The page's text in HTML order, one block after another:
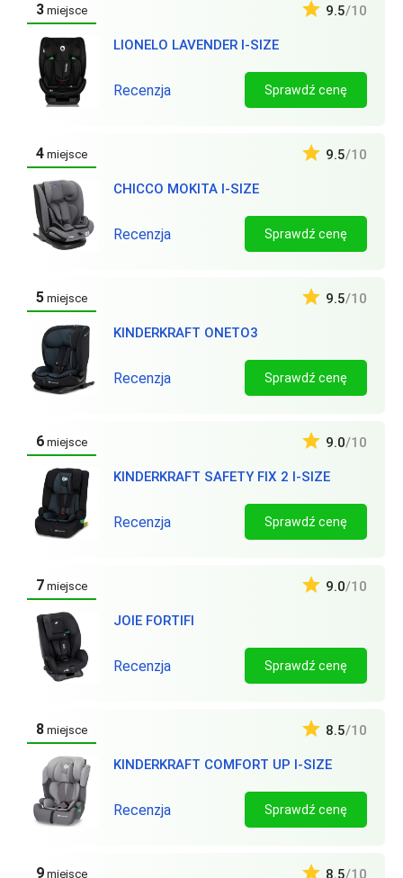
3 miejsce
LIONELO LAVENDER I-SIZE
9.5/10
Recenzja Sprawdź cenę
4 miejsce
CHICCO MOKITA I-SIZE
9.5/10
Recenzja Sprawdź cenę
5 miejsce
KINDERKRAFT ONETO3
9.5/10
Recenzja Sprawdź cenę
6 miejsce
KINDERKRAFT SAFETY FIX 2 I-SIZE
9.0/10
Recenzja Sprawdź cenę
7 miejsce
JOIE FORTIFI
9.0/10
Recenzja Sprawdź cenę
8 miejsce
KINDERKRAFT COMFORT UP I-SIZE
8.5/10
Recenzja Sprawdź cenę
9 miejsce 8.5/10